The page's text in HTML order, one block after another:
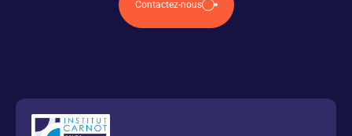
Contactez-nous